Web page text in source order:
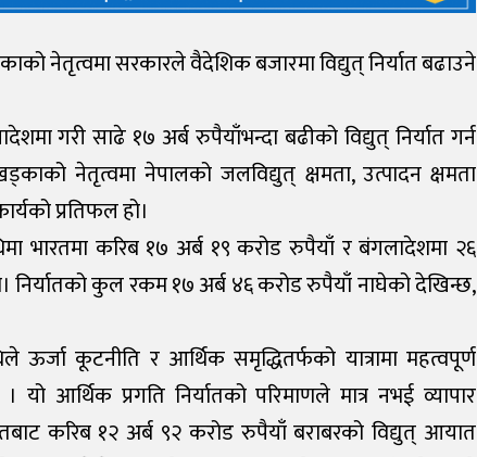
नेतृत्वमा सरकारले वैदेशिक बजारमा विद्युत् निर्यात बढाउने
गरी साढे १७ अर्ब रुपैयाँभन्दा बढीको विद्युत् निर्यात गर्न
नेतृत्वमा नेपालको जलविद्युत् क्षमता, उत्पादन क्षमता
प्रतिफल हो।
भारतमा करिब १७ अर्ब १९ करोड रुपैयाँ र बंगलादेशमा २६
निर्यातको कुल रकम १७ अर्ब ४६ करोड रुपैयाँ नाघेको देखिन्छ,
ऊर्जा कूटनीति र आर्थिक समृद्धितर्फको यात्रामा महत्वपूर्ण
आर्थिक प्रगति निर्यातको परिमाणले मात्र नभई व्यापार
करिब १२ अर्ब ९२ करोड रुपैयाँ बराबरको विद्युत् आयात